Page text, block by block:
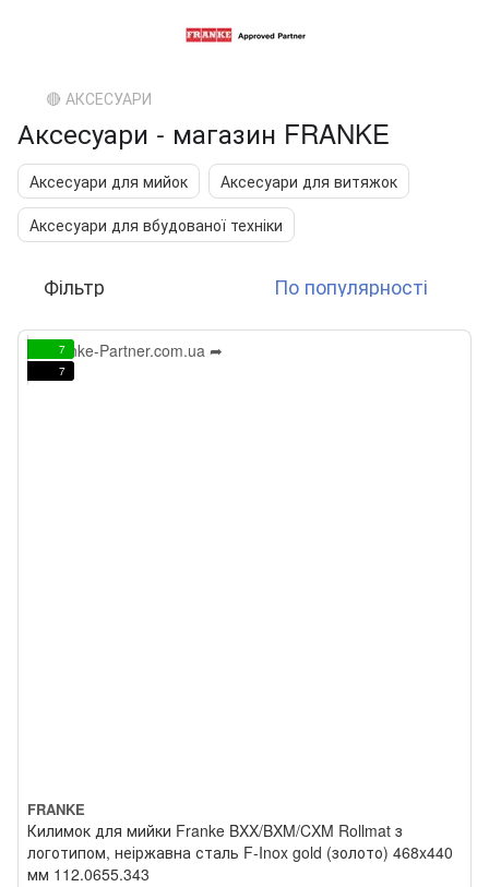
🔴 АКСЕСУАРИ
Аксесуари - магазин FRANKE
Аксесуари для мийок
Аксесуари для витяжок
Аксесуари для вбудованої техніки
Фільтр По популярності
7
7
FRANKE
Килимок для мийки Franke BXX/BXM/CXM Rollmat з
логотипом, неіржавна сталь F-Inox gold (золото) 468x440
мм 112.0655.343